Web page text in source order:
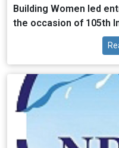
Building Women led
the occasion of 105th